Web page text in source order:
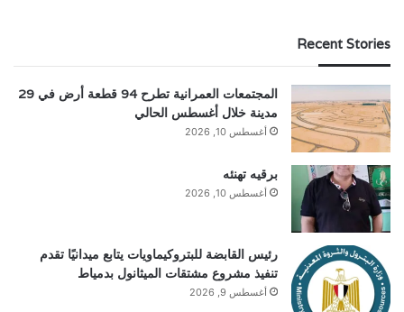
Recent Stories
المجتمعات العمرانية تطرح 94 قطعة أرض في 29
مدينة خلال أغسطس الحالي
أغسطس 10, 2026
برقيه تهنئه
أغسطس 10, 2026
رئيس القابضة للبتروكيماويات يتابع ميدانيًا تقدم
تنفيذ مشروع مشتقات الميثانول بدمياط
أغسطس 9, 2026